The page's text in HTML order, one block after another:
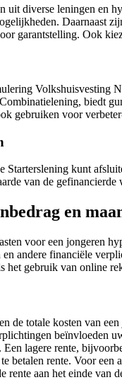
uit diverse leningen en
Daarnaast
garantstelling. Ook
Volkshuisvesting
biedt
gebruiken voor
Starterslening kunt
van de
en
voor een jongeren
andere financiële
gebruik van online
de totale kosten van
beïnvloeden
lagere rente,
betalen rente. Voor
aan het einde van